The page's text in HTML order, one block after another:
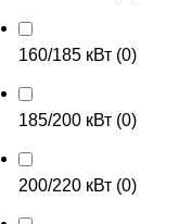
160/185 кВт (0)
185/200 кВт (0)
200/220 кВт (0)